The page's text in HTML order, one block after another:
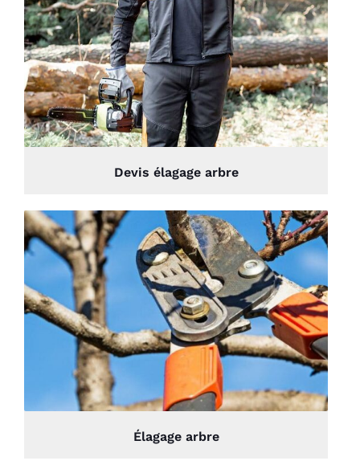
Devis élagage arbre
Élagage arbre